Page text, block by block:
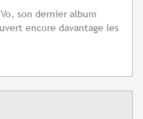
son dernier album
encore davantage les